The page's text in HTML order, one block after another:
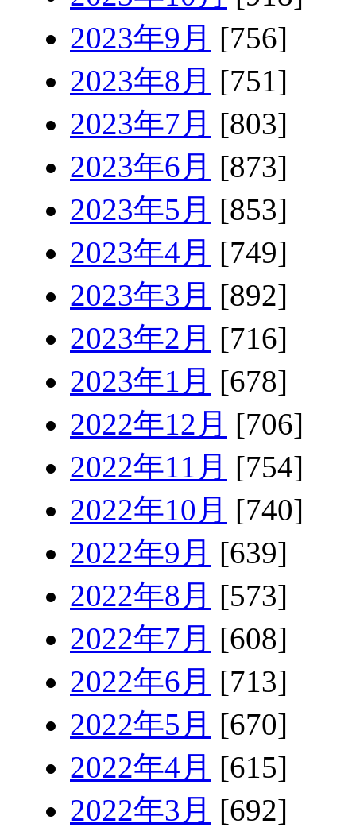
2023年9月 [756]
2023年8月 [751]
2023年7月 [803]
2023年6月 [873]
2023年5月 [853]
2023年4月 [749]
2023年3月 [892]
2023年2月 [716]
2023年1月 [678]
2022年12月 [706]
2022年11月 [754]
2022年10月 [740]
2022年9月 [639]
2022年8月 [573]
2022年7月 [608]
2022年6月 [713]
2022年5月 [670]
2022年4月 [615]
2022年3月 [692]